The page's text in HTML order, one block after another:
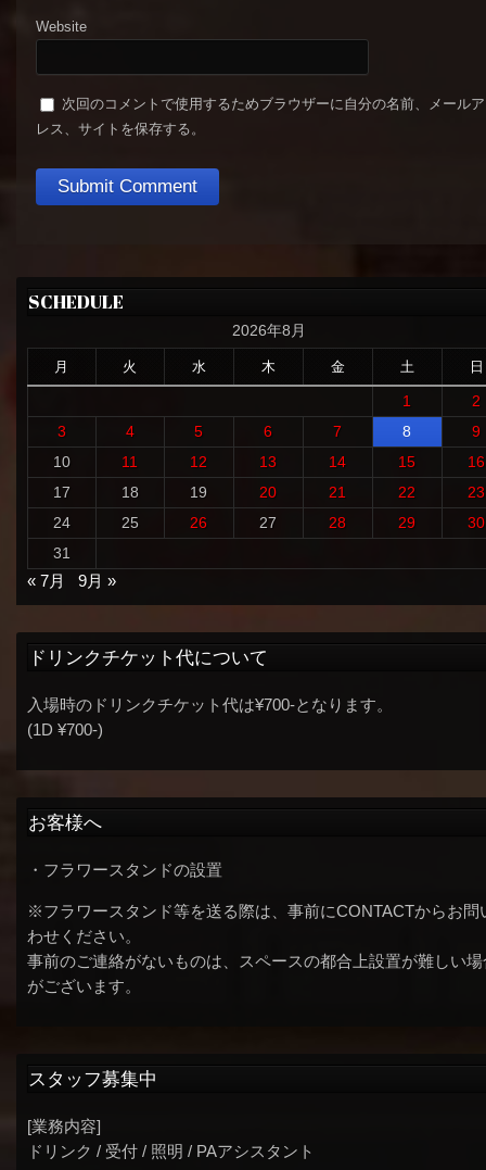
Website
次回のコメントで使用するためブラウザーに自分の名前、メール
レス、サイトを保存する。
SCHEDULE
2026年8月
月 火 水 木 金 土 日
1
2
3
4 5 6 7 8
9
10
11 12 13 14 15
16
17
18 19 20 21 22
23
24
25 26 27 28 29
30
31
« 7月
9月 »
ドリンクチケット代について
入場時のドリンクチケット代は¥700-となります。
(1D ¥700-)
お客様へ
・フラワースタンドの設置
※フラワースタンド等を送る際は、事前にCONTACTからお問
わせください。
事前のご連絡がないものは、スペースの都合上設置が難しい場
がございます。
スタッフ募集中
[業務内容]
ドリンク / 受付 / 照明 / PAアシスタント